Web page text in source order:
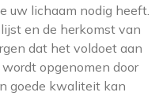
uw lichaam nodig heeft.
en de herkomst van
dat het voldoet aan
opgenomen door
goede kwaliteit kan